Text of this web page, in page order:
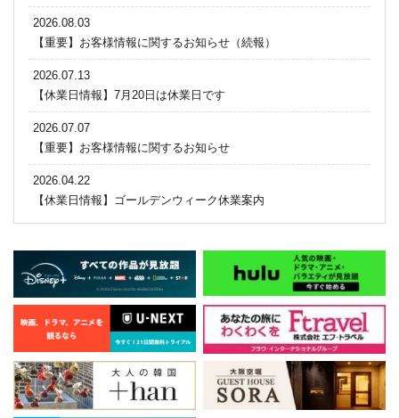
2026.08.03
【重要】お客様情報に関するお知らせ（続報）
2026.07.13
【休業日情報】7月20日は休業日です
2026.07.07
【重要】お客様情報に関するお知らせ
2026.04.22
【休業日情報】ゴールデンウィーク休業案内